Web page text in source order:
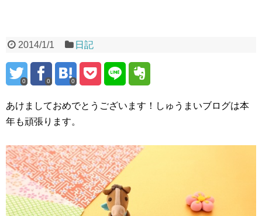
2014/1/1 日記
0 0 0
あけましておめでとうございます！しゅうまいブログは本
年も頑張ります。